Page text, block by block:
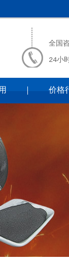
全国
24小
价格